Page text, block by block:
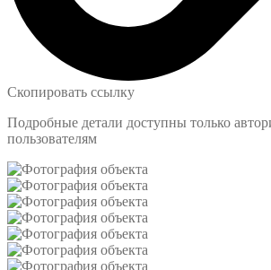
Скопировать ссылку
Подробные детали доступны только
пользователям